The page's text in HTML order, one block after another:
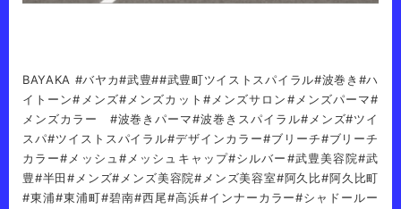
BAYAKA #バヤカ#武豊##武豊町ツイストスパイラル#波巻き#ハ
イトーン#メンズ#メンズカット#メンズサロン#メンズパーマ#
メンズカラー #波巻きパーマ#波巻きスパイラル#メンズ#ツイ
スパ#ツイストスパイラル#デザインカラー#ブリーチ#ブリーチ
カラー#メッシュ#メッシュキャップ#シルバー#武豊美容院#武
豊#半田#メンズ#メンズ美容院#メンズ美容室#阿久比#阿久比町
#東浦#東浦町#碧南#西尾#高浜#インナーカラー#シャドールー